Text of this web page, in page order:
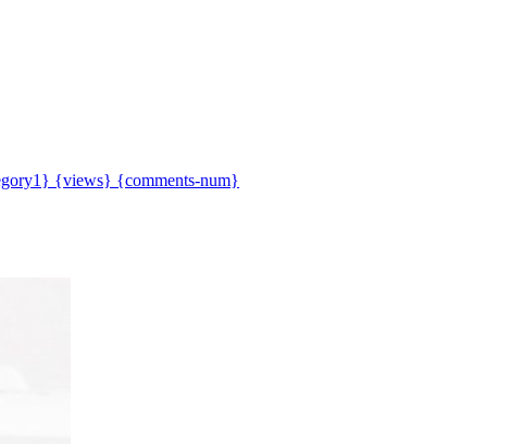
{views} {comments-num}